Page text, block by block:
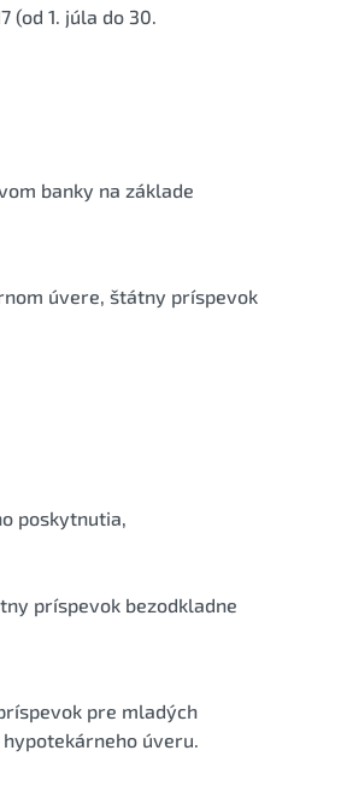
(od 1. júla do 30.
banky na základe
úvere, štátny príspevok
poskytnutia,
príspevok bezodkladne
pre mladých
úveru.